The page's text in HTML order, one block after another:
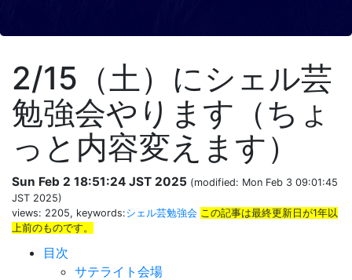
2/15（土）にシェル芸
勉強会やります（ちょ
っと内容変えます）
Sun Feb 2 18:51:24 JST 2025 (modified: Mon Feb 3 09:01:45
JST 2025)
views: 2205, keywords:シェル芸勉強会 この記事は最終更新日が1年以
上前のものです。
目次
サテライト会場